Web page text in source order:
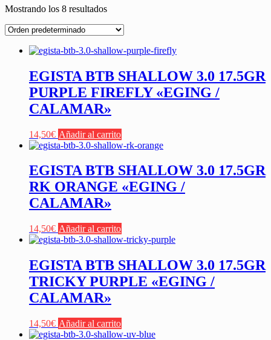
Mostrando los 8 resultados
EGISTA BTB SHALLOW 3.0 17.5GR
PURPLE FIREFLY «EGING /
CALAMAR»
14,50€ Añadir al carrito
EGISTA BTB SHALLOW 3.0 17.5GR
RK ORANGE «EGING /
CALAMAR»
14,50€ Añadir al carrito
EGISTA BTB SHALLOW 3.0 17.5GR
TRICKY PURPLE «EGING /
CALAMAR»
14,50€ Añadir al carrito